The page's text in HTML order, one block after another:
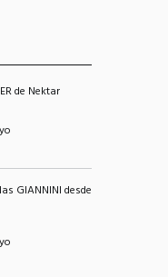
de Nektar
GIANNINI desde